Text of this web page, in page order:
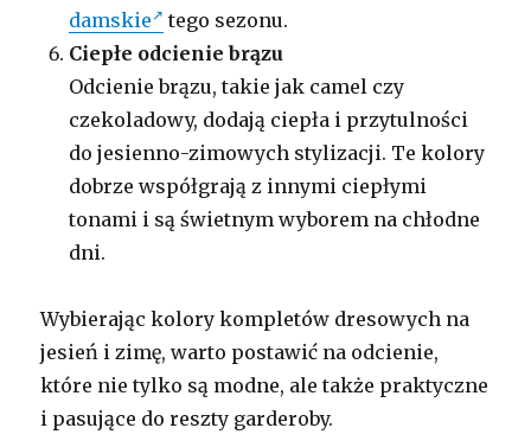
damskie
tego sezonu.
Ciepłe odcienie brązu
Odcienie brązu, takie jak camel czy
czekoladowy, dodają ciepła i przytulności
do jesienno-zimowych stylizacji. Te kolory
dobrze współgrają z innymi ciepłymi
tonami i są świetnym wyborem na chłodne
dni.
Wybierając kolory kompletów dresowych na
jesień i zimę, warto postawić na odcienie,
które nie tylko są modne, ale także praktyczne
i pasujące do reszty garderoby.